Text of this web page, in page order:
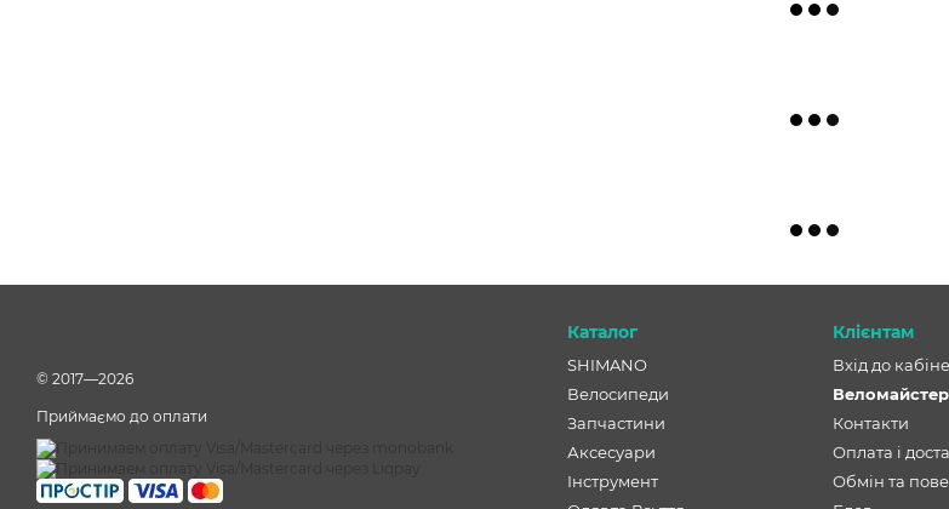
© 2017—2026
Приймаємо до оплати
Каталог
SHIMANO
Велосипеди
Запчастини
Аксесуари
Інструмент
Клієнтам
Вхід до
Контакти
Оплата і
Обмін та